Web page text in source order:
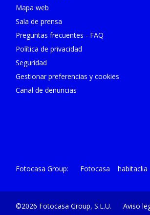
Mapa web
Sala de prensa
Preguntas frecuentes - FAQ
Política de privacidad
Seguridad
Gestionar preferencias y cookies
Canal de denuncias
Fotocasa Group Fotocasa habitaclia
©2026 Fotocasa Group, S.L.U. Aviso